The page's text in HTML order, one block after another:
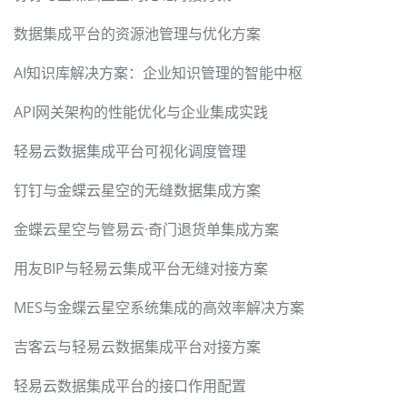
数据集成平台的资源池管理与优化方案
AI知识库解决方案：企业知识管理的智能中枢
API网关架构的性能优化与企业集成实践
轻易云数据集成平台可视化调度管理
钉钉与金蝶云星空的无缝数据集成方案
金蝶云星空与管易云·奇门退货单集成方案
用友BIP与轻易云集成平台无缝对接方案
MES与金蝶云星空系统集成的高效率解决方案
吉客云与轻易云数据集成平台对接方案
轻易云数据集成平台的接口作用配置